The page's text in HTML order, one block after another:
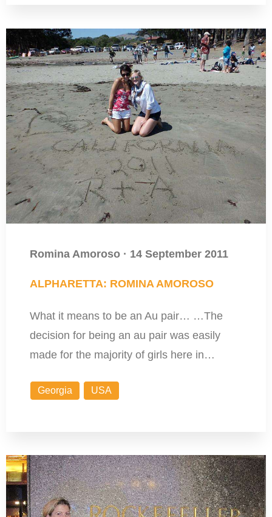
Romina Amoroso · 14 September 2011
ALPHARETTA: ROMINA AMOROSO
What it means to be an Au pair… …The
decision for being an au pair was easily
made for the majority of girls here in…
Georgia USA